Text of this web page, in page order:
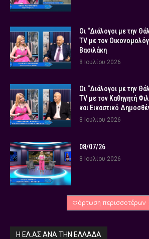
Οι “Διάλογοι με την
TV με τον
Βασιλάκη
8 Ιουλίου 2026
Οι “Διάλογοι με την
TV με τον Καθηγητή
και Εικαστικό
8 Ιουλίου 2026
08/07/26
8 Ιουλίου 2026
Φόρτωση περισσοτέρων
Η ΕΛ.ΑΣ ΑΝΆ ΤΗΝ ΕΛΛΆΔΑ